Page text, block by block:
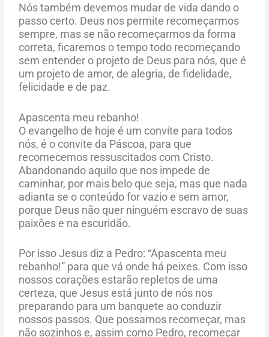
Nós também devemos mudar de vida dando o
passo certo. Deus nos permite recomeçarmos
sempre, mas se não recomeçarmos da forma
correta, ficaremos o tempo todo recomeçando
sem entender o projeto de Deus para nós, que é
um projeto de amor, de alegria, de fidelidade,
felicidade e de paz.
Apascenta meu rebanho!
O evangelho de hoje é um convite para todos
nós, é o convite da Páscoa, para que
recomecemos ressuscitados com Cristo.
Abandonando aquilo que nos impede de
caminhar, por mais belo que seja, mas que nada
adianta se o conteúdo for vazio e sem amor,
porque Deus não quer ninguém escravo de suas
paixões e na escuridão.
Por isso Jesus diz a Pedro: “Apascenta meu
rebanho!” para que vá onde há peixes. Com isso
nossos corações estarão repletos de uma
certeza, que Jesus está junto de nós nos
preparando para um banquete ao conduzir
nossos passos. Que possamos recomeçar, mas
não sozinhos e, assim como Pedro, recomeçar